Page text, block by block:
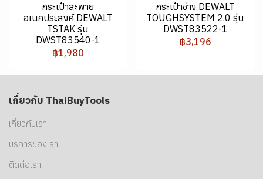
กระเป๋าสะพาย
อเนกประสงค์ DEWALT
TSTAK รุ่น
DWST83540-1
฿1,980
กระเป๋าช่าง DEWALT
TOUGHSYSTEM 2.0 รุ่น
DWST83522-1
฿3,196
เกี่ยวกับ ThaiBuyTools
เกี่ยวกับเรา
บริการของเรา
ติดต่อเรา